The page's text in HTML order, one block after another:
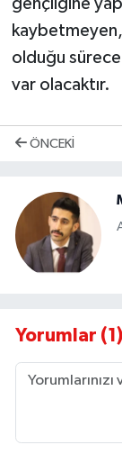
gençliğine
olduğu
var olacaktır.
ÖNCEKI
Yorumlar (1)